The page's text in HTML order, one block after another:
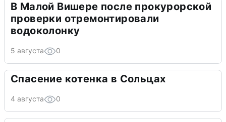
В Малой Вишере после прокурорской
проверки отремонтировали
водоколонку
5 августа 0
Спасение котенка в Сольцах
4 августа 0